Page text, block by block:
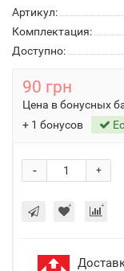
Артикул:
Комплектация:
Доступно:
90 грн
Цена в бонусных
+ 1 бонусов
+
-